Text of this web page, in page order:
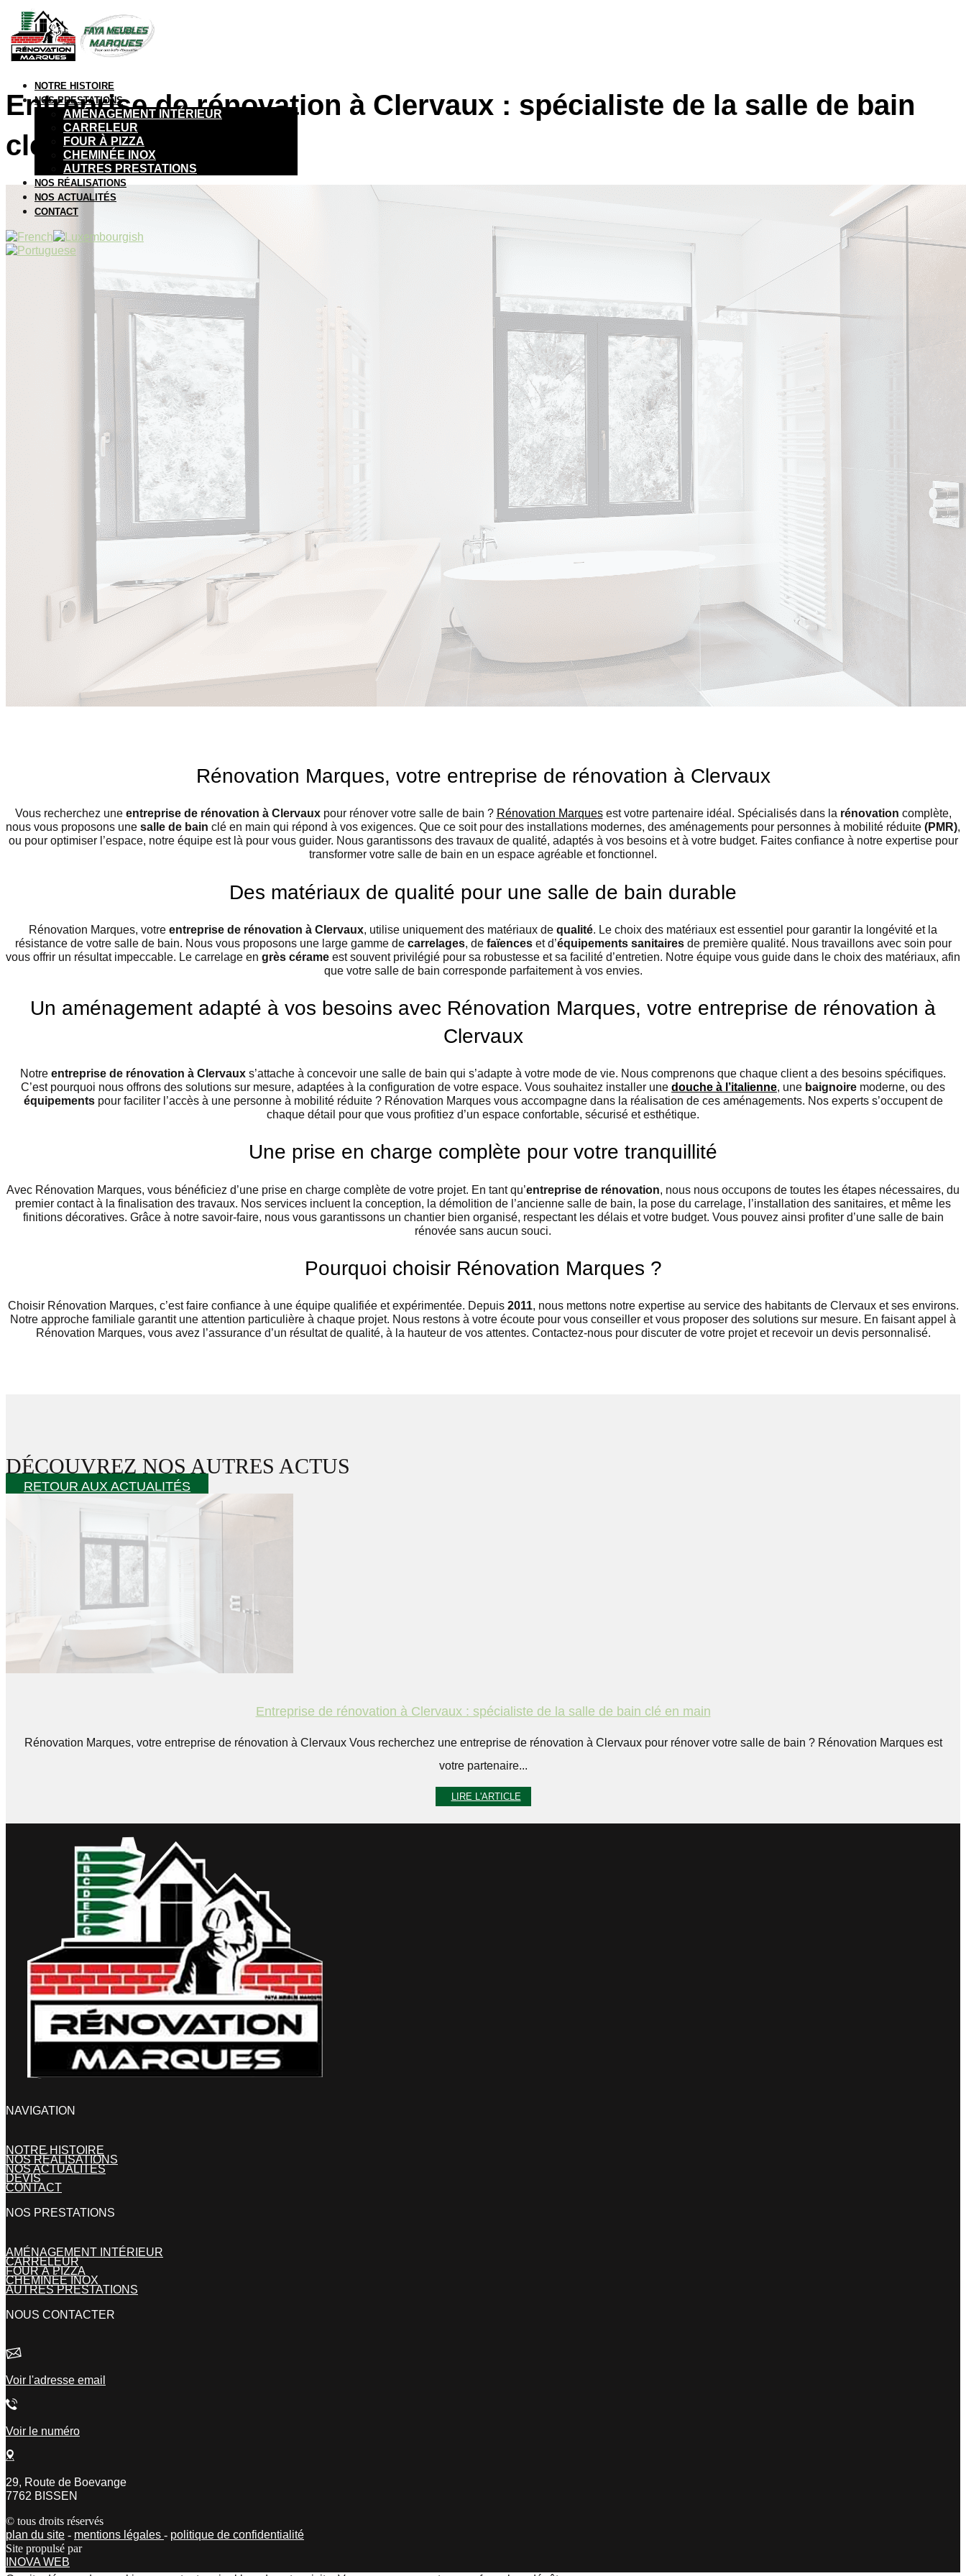
NOTRE HISTOIRE
NOS PRESTATIONS
AMÉNAGEMENT INTÉRIEUR
CARRELEUR
FOUR À PIZZA
CHEMINÉE INOX
AUTRES PRESTATIONS
NOS RÉALISATIONS
NOS ACTUALITÉS
CONTACT
Entreprise de rénovation à Clervaux : spécialiste de la salle de bain
clé en main
Rénovation Marques, votre entreprise de rénovation à Clervaux
Vous recherchez une entreprise de rénovation à Clervauxpour rénover votre salle de bain ? Rénovation Marquesest votre partenaire idéal. Spécialisés dans la rénovation complète,
nous vous proposons une salle de bain clé en main qui répond à vos exigences. Que ce soit pour des installations modernes, des aménagements pour personnes à mobilité réduite (PMR),
ou pour optimiser l’espace, notre équipe est là pour vous guider. Nous garantissons des travaux de qualité, adaptés à vos besoins et à votre budget. Faites confiance à notre expertise pour
transformer votre salle de bain en un espace agréable et fonctionnel.
Des matériaux de qualité pour une salle de bain durable
Rénovation Marques, votre entreprise de rénovation à Clervaux, utilise uniquement des matériaux de qualité. Le choix des matériaux est essentiel pour garantir la longévité et la
résistance de votre salle de bain. Nous vous proposons une large gamme de carrelages, de faïenceset d’équipements sanitairesde première qualité. Nous travaillons avec soin pour
vous offrir un résultat impeccable. Le carrelage en grès cérame est souvent privilégié pour sa robustesse et sa facilité d’entretien. Notre équipe vous guide dans le choix des matériaux, afin
que votre salle de bain corresponde parfaitement à vos envies.
Un aménagement adapté à vos besoins avec Rénovation Marques, votre entreprise de rénovation à
Clervaux
Notre entreprise de rénovation à Clervaux s’attache à concevoir une salle de bain qui s’adapte à votre mode de vie. Nous comprenons que chaque client a des besoins spécifiques.
C’est pourquoi nous offrons des solutions sur mesure, adaptées à la configuration de votre espace. Vous souhaitez installer une douche à l’italienne, une baignoire moderne, ou des
équipementspour faciliter l’accès à une personne à mobilité réduite ? Rénovation Marques vous accompagne dans la réalisation de ces aménagements. Nos experts s’occupent de
chaque détail pour que vous profitiez d’un espace confortable, sécurisé et esthétique.
Une prise en charge complète pour votre tranquillité
Avec Rénovation Marques, vous bénéficiez d’une prise en charge complète de votre projet. En tant qu’entreprise de rénovation, nous nous occupons de toutes les étapes nécessaires, du
premier contact à la finalisation des travaux. Nos services incluent la conception, la démolition de l’ancienne salle de bain, la pose du carrelage, l’installation des sanitaires, et même les
finitions décoratives. Grâce à notre savoir-faire, nous vous garantissons un chantier bien organisé, respectant les délais et votre budget. Vous pouvez ainsi profiter d’une salle de bain
rénovée sans aucun souci.
Pourquoi choisir Rénovation Marques ?
Choisir Rénovation Marques, c’est faire confiance à une équipe qualifiée et expérimentée. Depuis 2011, nous mettons notre expertise au service des habitants de Clervaux et ses environs.
Notre approche familiale garantit une attention particulière à chaque projet. Nous restons à votre écoute pour vous conseiller et vous proposer des solutions sur mesure. En faisant appel à
Rénovation Marques, vous avez l’assurance d’un résultat de qualité, à la hauteur de vos attentes. Contactez-nous pour discuter de votre projet et recevoir un devis personnalisé.
DÉCOUVREZ NOS AUTRES ACTUS
RETOUR AUX ACTUALITÉS
Entreprise de rénovation à Clervaux : spécialiste de la salle de bain clé en main
Rénovation Marques, votre entreprise de rénovation à Clervaux Vous recherchez une entreprise de rénovation à Clervaux pour rénover votre salle de bain ? Rénovation Marques est
votre partenaire...
LIRE L'ARTICLE
NAVIGATION
NOTRE HISTOIRE
NOS RÉALISATIONS
NOS ACTUALITÉS
DEVIS
CONTACT
NOS PRESTATIONS
AMÉNAGEMENT INTÉRIEUR
CARRELEUR
FOUR À PIZZA
CHEMINÉE INOX
AUTRES PRESTATIONS
NOUS CONTACTER
Voir l'adresse email
Voir le numéro
29, Route de Boevange
7762 BISSEN
© tous droits réservés
plan du site - mentions légales - politique de confidentialité
Site propulsé par
INOVA WEB